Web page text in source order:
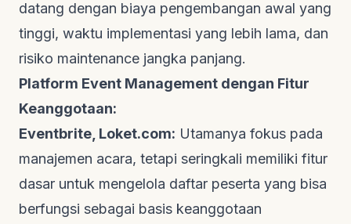
datang dengan biaya pengembangan awal yang
tinggi, waktu implementasi yang lebih lama, dan
risiko maintenance jangka panjang.
Platform Event Management dengan Fitur
Keanggotaan:
Eventbrite, Loket.com: Utamanya fokus pada
manajemen acara, tetapi seringkali memiliki fitur
dasar untuk mengelola daftar peserta yang bisa
berfungsi sebagai basis keanggotaan